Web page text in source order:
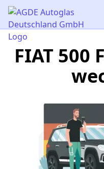
AGDE Autoglas
FIAT 500